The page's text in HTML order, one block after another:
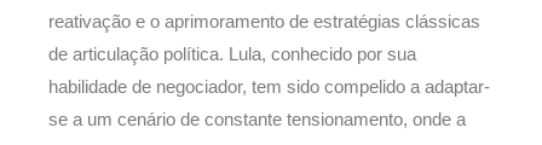
reativação e o aprimoramento de estratégias clássicas
de articulação política. Lula, conhecido por sua
habilidade de negociador, tem sido compelido a adaptar-
se a um cenário de constante tensionamento, onde a